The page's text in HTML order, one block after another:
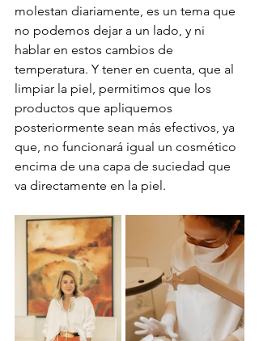
molestan diariamente, es un tema que
no podemos dejar a un lado, y ni
hablar en estos cambios de
temperatura. Y tener en cuenta, que al
limpiar la piel, permitimos que los
productos que apliquemos
posteriormente sean más efectivos, ya
que, no funcionará igual un cosmético
encima de una capa de suciedad que
va directamente en la piel.